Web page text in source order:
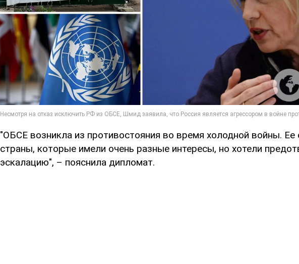
"ОБСЕ возникла из противостояния во время холодной войны. Ее
страны, которые имели очень разные интересы, но хотели
эскалацию", – пояснила дипломат.